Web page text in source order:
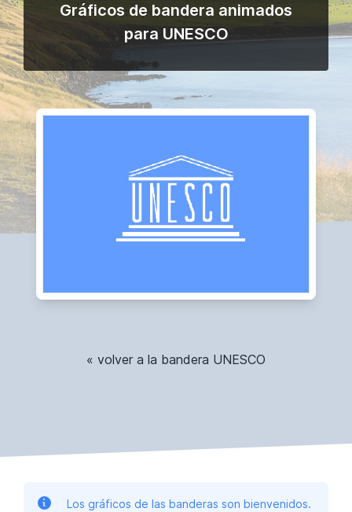
Gráficos de bandera animados
para UNESCO
« volver a la bandera UNESCO
Los gráficos de las banderas son bienvenidos.